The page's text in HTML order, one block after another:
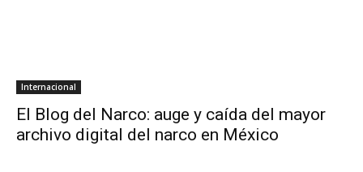
Internacional
El Blog del Narco: auge y caída del mayor
archivo digital del narco en México